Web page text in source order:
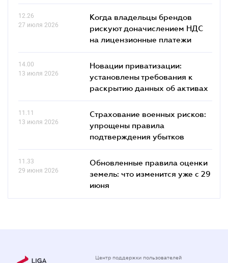
12.26
27 июля 2026
Когда владельцы брендов
рискуют доначислением НДС
на лицензионные платежи
14.00
13 июля 2026
Новации приватизации:
установлены требования к
раскрытию данных об активах
11.11
13 июля 2026
Страхование военных рисков:
упрощены правила
подтверждения убытков
11.33
29 июня 2026
Обновленные правила оценки
земель: что изменится уже с 29
июня
Центр поддержки пользователей